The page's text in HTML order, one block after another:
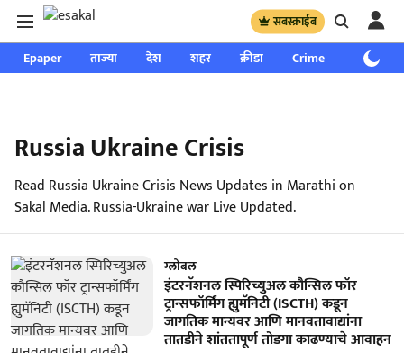
सबस्क्राईब
Epaper ताज्या देश शहर क्रीडा Crime साप्ताहिक
Russia Ukraine Crisis
Read Russia Ukraine Crisis News Updates in Marathi on
Sakal Media. Russia-Ukraine war Live Updated.
ग्लोबल
इंटरनॅशनल स्पिरिच्युअल कौन्सिल फॉर
ट्रान्सफॉर्मिंग ह्युमॅनिटी (ISCTH) कडून
जागतिक मान्यवर आणि मानवतावाद्यांना
तातडीने शांततापूर्ण तोडगा काढण्याचे आवाहन